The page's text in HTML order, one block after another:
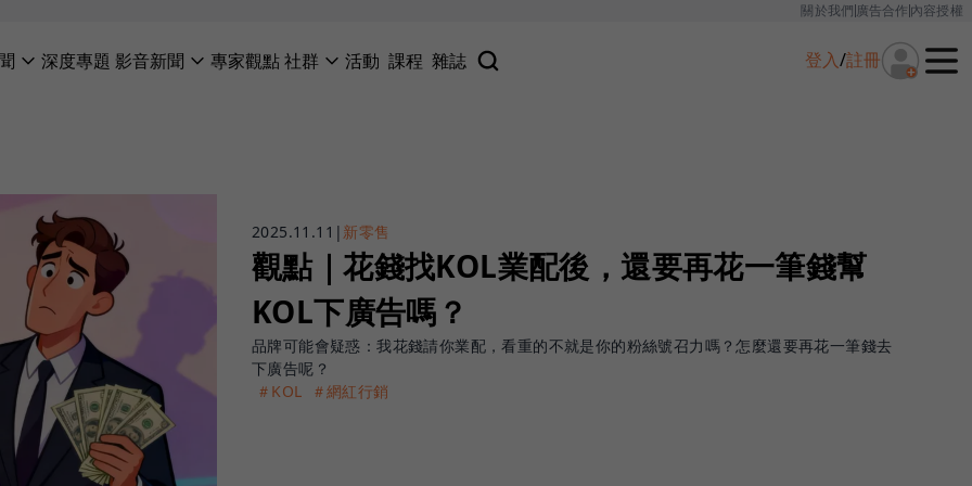
關於我們廣告合作內容授權
深度專題 影音新聞 專家觀點社群 活動 課程 雜誌 登入/註冊
2025.11.11 | 新零售
觀點｜花錢找KOL業配後，還要再花一筆錢幫
KOL下廣告嗎？
品牌可能會疑惑：我花錢請你業配，看重的不就是你的粉絲號召力嗎？怎麼還要再花一筆錢去
下廣告呢？
＃KOL
＃網紅行銷